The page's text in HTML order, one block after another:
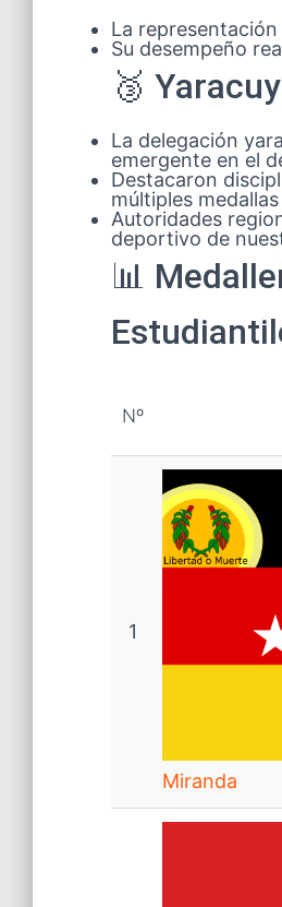
La
Su desempeño
🥉
La delegación
emergente en el
Destacaron
múltiples
Autoridades
deportivo de
📊
Nº
1
Miranda